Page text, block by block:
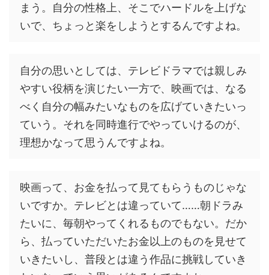
まう。自分の性格上、そこでハードルを上げな
いで、ちょっと楽をしようとするんですよね。
自分の思いとしては、テレビドラマでは親しみ
やすい役柄を演じたい一方で、映画では、なる
べく自分の幅みたいなものを広げていきたいっ
ていう。それを同時進行でやっていけるのが、
理想かなって思うんですよね。
映画って、お金を払って見てもらうものじゃな
いですか。テレビとは違っていて……朝ドラみ
たいに、毎朝やってくれるものでもない。だか
ら、払っていただいたお金以上のものを見せて
いきたいし、普段とは違う作品に挑戦していき